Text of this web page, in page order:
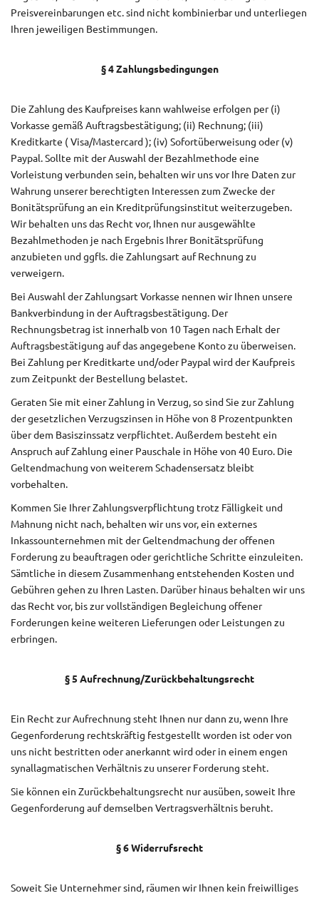
Preisvereinbarungen etc. sind nicht kombinierbar und unterliegen
Ihren jeweiligen Bestimmungen.
§ 4 Zahlungsbedingungen
Die Zahlung des Kaufpreises kann wahlweise erfolgen per (i)
Vorkasse gemäß Auftragsbestätigung; (ii) Rechnung; (iii)
Kreditkarte ( Visa/Mastercard ); (iv) Sofortüberweisung oder (v)
Paypal. Sollte mit der Auswahl der Bezahlmethode eine
Vorleistung verbunden sein, behalten wir uns vor Ihre Daten zur
Wahrung unserer berechtigten Interessen zum Zwecke der
Bonitätsprüfung an ein Kreditprüfungsinstitut weiterzugeben.
Wir behalten uns das Recht vor, Ihnen nur ausgewählte
Bezahlmethoden je nach Ergebnis Ihrer Bonitätsprüfung
anzubieten und ggfls. die Zahlungsart auf Rechnung zu
verweigern.
Bei Auswahl der Zahlungsart Vorkasse nennen wir Ihnen unsere
Bankverbindung in der Auftragsbestätigung. Der
Rechnungsbetrag ist innerhalb von 10 Tagen nach Erhalt der
Auftragsbestätigung auf das angegebene Konto zu überweisen.
Bei Zahlung per Kreditkarte und/oder Paypal wird der Kaufpreis
zum Zeitpunkt der Bestellung belastet.
Geraten Sie mit einer Zahlung in Verzug, so sind Sie zur Zahlung
der gesetzlichen Verzugszinsen in Höhe von 8 Prozentpunkten
über dem Basiszinssatz verpflichtet. Außerdem besteht ein
Anspruch auf Zahlung einer Pauschale in Höhe von 40 Euro. Die
Geltendmachung von weiterem Schadensersatz bleibt
vorbehalten.
Kommen Sie Ihrer Zahlungsverpflichtung trotz Fälligkeit und
Mahnung nicht nach, behalten wir uns vor, ein externes
Inkassounternehmen mit der Geltendmachung der offenen
Forderung zu beauftragen oder gerichtliche Schritte einzuleiten.
Sämtliche in diesem Zusammenhang entstehenden Kosten und
Gebühren gehen zu Ihren Lasten. Darüber hinaus behalten wir uns
das Recht vor, bis zur vollständigen Begleichung offener
Forderungen keine weiteren Lieferungen oder Leistungen zu
erbringen.
§ 5 Aufrechnung/Zurückbehaltungsrecht
Ein Recht zur Aufrechnung steht Ihnen nur dann zu, wenn Ihre
Gegenforderung rechtskräftig festgestellt worden ist oder von
uns nicht bestritten oder anerkannt wird oder in einem engen
synallagmatischen Verhältnis zu unserer Forderung steht.
Sie können ein Zurückbehaltungsrecht nur ausüben, soweit Ihre
Gegenforderung auf demselben Vertragsverhältnis beruht.
§ 6 Widerrufsrecht
Soweit Sie Unternehmer sind, räumen wir Ihnen kein freiwilliges